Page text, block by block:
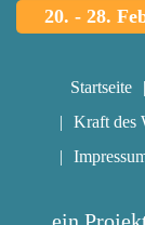
20. - 28.
Startseite
Kraft des